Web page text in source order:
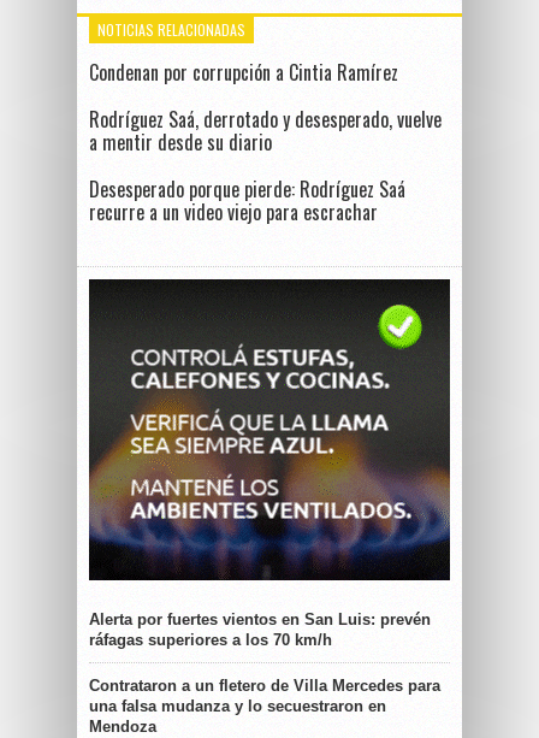
NOTICIAS RELACIONADAS
Condenan por corrupción a Cintia Ramírez
Rodríguez Saá, derrotado y desesperado, vuelve
a mentir desde su diario
Desesperado porque pierde: Rodríguez Saá
recurre a un video viejo para escrachar
Alerta por fuertes vientos en San Luis: prevén
ráfagas superiores a los 70 km/h
Contrataron a un fletero de Villa Mercedes para
una falsa mudanza y lo secuestraron en
Mendoza